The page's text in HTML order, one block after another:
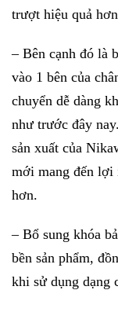
trượt hiệu quả
– Bên cạnh đó là
vào 1 bên của
chuyển dễ dàng
như trước đây
sản xuất của
mới mang đến lợi
hơn.
– Bổ sung khóa
bền sản phẩm,
khi sử dụng dạng